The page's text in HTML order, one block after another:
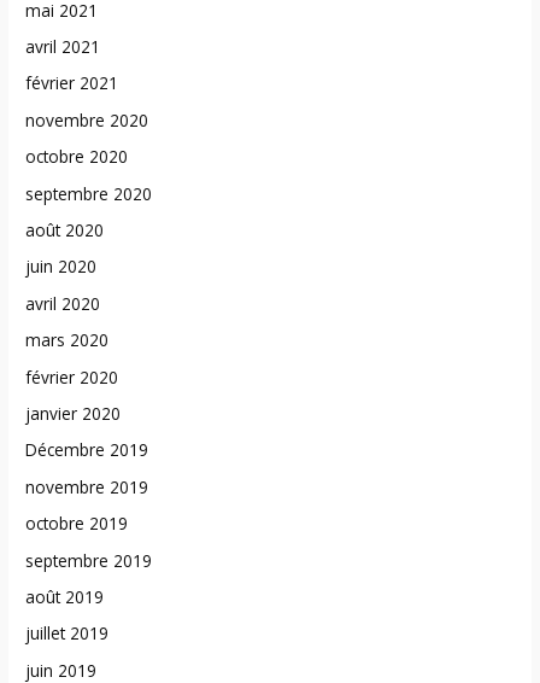
mai 2021
avril 2021
février 2021
novembre 2020
octobre 2020
septembre 2020
août 2020
juin 2020
avril 2020
mars 2020
février 2020
janvier 2020
Décembre 2019
novembre 2019
octobre 2019
septembre 2019
août 2019
juillet 2019
juin 2019